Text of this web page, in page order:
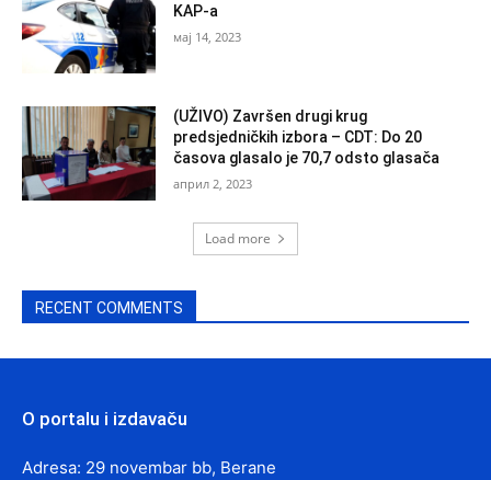
KAP-a
мај 14, 2023
(UŽIVO) Završen drugi krug
predsjedničkih izbora – CDT: Do 20
časova glasalo je 70,7 odsto glasača
април 2, 2023
Load more
RECENT COMMENTS
O portalu i izdavaču
Adresa: 29 novembar bb, Berane